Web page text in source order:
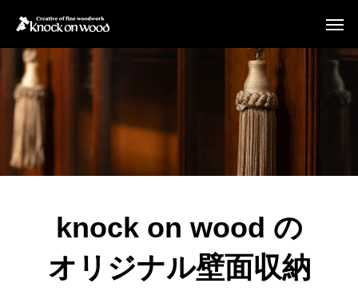
knock on wood の
オリジナル壁面収納